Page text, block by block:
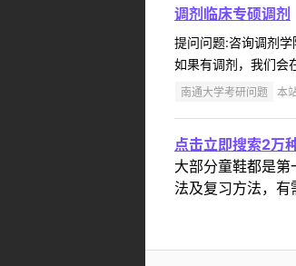
调剂临床专硕调剂
提问问题:咨询调剂
如果有调剂，我们会
南通大学考研问题 本
点击立即搜索2万
大部分童鞋都是
法及复习方法，有